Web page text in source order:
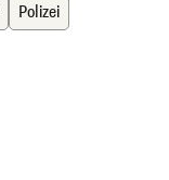
Polizei